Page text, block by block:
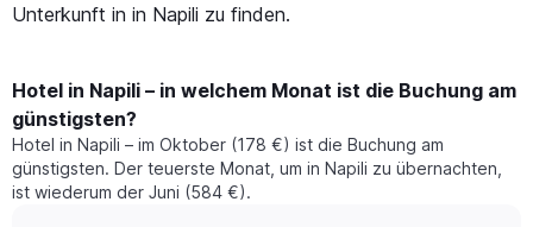
Unterkunft in in Napili zu finden.
Hotel in Napili – in welchem Monat ist die Buchung am
günstigsten?
Hotel in Napili – im Oktober (178 €) ist die Buchung am
günstigsten. Der teuerste Monat, um in Napili zu übernachten,
ist wiederum der Juni (584 €).